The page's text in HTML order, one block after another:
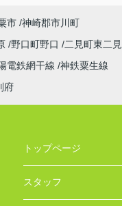
市 神崎郡市川町
野口町野口 二見町東二見
電鉄網干線 神鉄粟生線
府
トップページ
スタッフ